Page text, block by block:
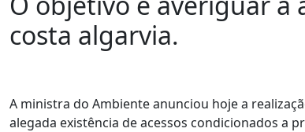
costa algarvia.
A ministra do Ambiente anunciou hoje a
alegada existência de acessos condicionados a